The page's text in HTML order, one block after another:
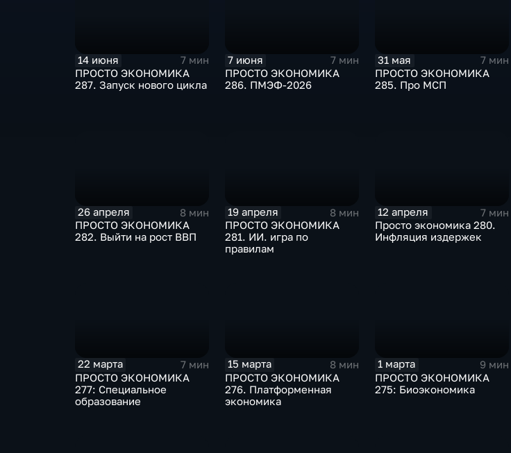
14 июня
7 мин
ПРОСТО ЭКОНОМИКА
287. Запуск нового цикла
7 июня
7 мин
ПРОСТО ЭКОНОМИКА
286. ПМЭФ-2026
31 мая
7 мин
ПРОСТО ЭКОНОМИКА
285. Про МСП
26 апреля
8 мин
ПРОСТО ЭКОНОМИКА
282. Выйти на рост ВВП
19 апреля
8 мин
ПРОСТО ЭКОНОМИКА
281. ИИ. игра по
правилам
12 апреля
7 мин
Просто экономика 280.
Инфляция издержек
22 марта
7 мин
ПРОСТО ЭКОНОМИКА
277: Специальное
образование
15 марта
8 мин
ПРОСТО ЭКОНОМИКА
276. Платформенная
экономика
1 марта
9 мин
ПРОСТО ЭКОНОМИКА
275: Биоэкономика